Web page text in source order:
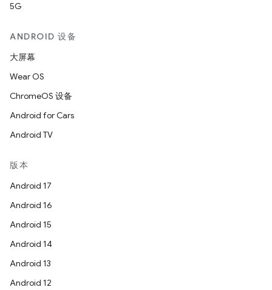
5G
ANDROID 设备
大屏幕
Wear OS
ChromeOS 设备
Android for Cars
Android TV
版本
Android 17
Android 16
Android 15
Android 14
Android 13
Android 12